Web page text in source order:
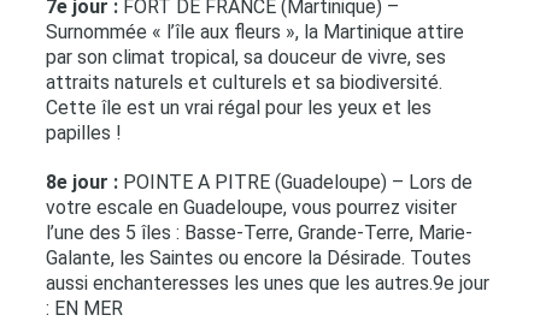
7e jour : FORT DE FRANCE (Martinique) –
Surnommée « l’île aux fleurs », la Martinique attire
par son climat tropical, sa douceur de vivre, ses
attraits naturels et culturels et sa biodiversité.
Cette île est un vrai régal pour les yeux et les
papilles !
8e jour : POINTE A PITRE (Guadeloupe) – Lors de
votre escale en Guadeloupe, vous pourrez visiter
l’une des 5 îles : Basse-Terre, Grande-Terre, Marie-
Galante, les Saintes ou encore la Désirade. Toutes
aussi enchanteresses les unes que les autres.9e jour
: EN MER